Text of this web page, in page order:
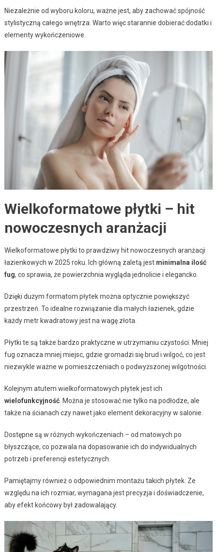
Niezależnie od wyboru koloru, ważne jest, aby zachować spójność
stylistyczną całego wnętrza. Warto więc starannie dobierać dodatki i
elementy wykończeniowe.
Wielkoformatowe płytki – hit
nowoczesnych aranżacji
Wielkoformatowe płytki to prawdziwy hit nowoczesnych aranżacji
łazienkowych w 2025 roku. Ich główną zaletą jest minimalna ilość
fug, co sprawia, że powierzchnia wygląda jednolicie i elegancko.
Dzięki dużym formatom płytek można optycznie powiększyć
przestrzeń. To idealne rozwiązanie dla małych łazienek, gdzie
każdy metr kwadratowy jest na wagę złota.
Płytki te są także bardzo praktyczne w utrzymaniu czystości. Mniej
fug oznacza mniej miejsc, gdzie gromadzi się brud i wilgoć, co jest
niezwykle ważne w pomieszczeniach o podwyższonej wilgotności.
Kolejnym atutem wielkoformatowych płytek jest ich
wielofunkcyjność. Można je stosować nie tylko na podłodze, ale
także na ścianach czy nawet jako element dekoracyjny w salonie.
Dostępne są w różnych wykończeniach – od matowych po
błyszczące, co pozwala na dopasowanie ich do indywidualnych
potrzeb i preferencji estetycznych.
Pamiętajmy również o odpowiednim montażu takich płytek. Ze
względu na ich rozmiar, wymagana jest precyzja i doświadczenie,
aby efekt końcowy był zadowalający.